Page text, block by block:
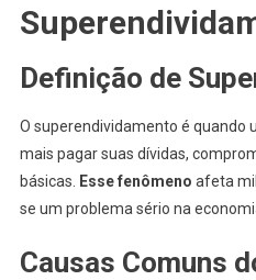
Definição de
O superendividamento é quando
mais pagar suas dívidas,
básicas.
Esse fenômeno afeta
se um problema sério na
Causas Comuns